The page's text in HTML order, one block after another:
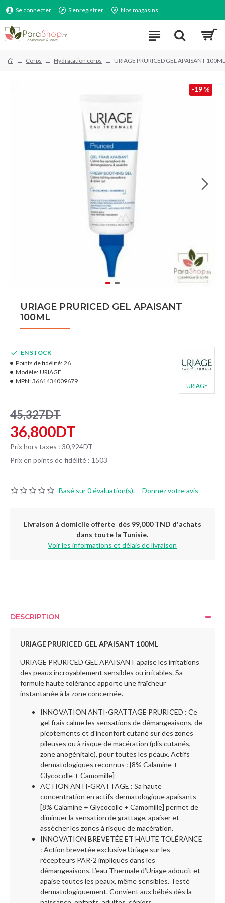
Se connecter S'enregistrer Nos magasins
Corps Hydratation corps URIAGE PRURICED GEL APAISANT 100ML
-19 %
URIAGE PRURICED GEL APAISANT
100ML
Basé sur 0 évaluation(s). - Donnez votre avis
36,800DT
45,327DT
Prix hors taxes : 30,924DT
Prix en points de fidélité : 1503
EN STOCK
Points de fidélité: 26
Modèle: URIAGE
MPN: 3661434009679
URIAGE
Livraison à domicile offerte dès 99,000 TND d'achats
dans toute la Tunisie.
Voir les informations et délais de livraison
DESCRIPTION
URIAGE PRURICED GEL APAISANT 100ML
URIAGE PRURICED GEL APAISANT apaise les irritations
des peaux incroyablement sensibles ou irritables. Sa
formule haute tolérance apporte une fraîcheur
instantanée à la zone concernée.
INNOVATION ANTI-GRATTAGE PRURICED : Ce
gel frais calme les sensations de démangeaisons, de
picotements et d'inconfort cutané sur des zones
pileuses ou à risque de macération (plis cutanés,
zone anogénitale), pour toutes les peaux. Actifs
dermatologiques reconnus : [8% Calamine +
Glycocolle + Camomille]
ACTION ANTI-GRATTAGE : Sa haute
concentration en actifs dermatologique apaisants
[8% Calamine + Glycocolle + Camomille] permet de
diminuer la sensation de grattage, apaiser et
assècher les zones à risque de macération.
INNOVATION BREVETÉE ET HAUTE TOLÉRANCE
: Action brevetée exclusive Uriage sur les
récepteurs PAR-2 impliqués dans les
démangeaisons. L’eau Thermale d’Uriage adoucit et
apaise toutes les peaux, même sensibles. Testé
dermatologiquement. Convient aux bébés dès la